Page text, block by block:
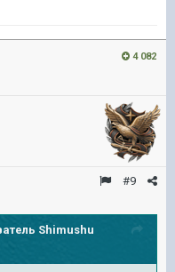
4 082
#9
Shimushu